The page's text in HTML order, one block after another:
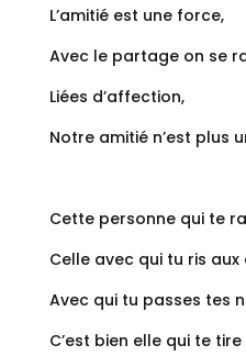
L’amitié est une force,
Avec le partage on se
Liées d’affection,
Notre amitié n’est plus
Cette personne qui te
Celle avec qui tu ris aux
Avec qui tu passes tes
C’est bien elle qui te